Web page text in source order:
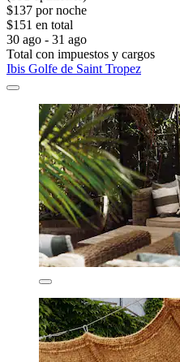
$137 por noche
$151 en total
30 ago - 31 ago
Total con impuestos y cargos
Ibis Golfe de Saint Tropez